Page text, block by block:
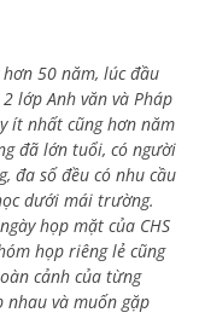
50 năm, lúc đầu
lớp Anh văn và Pháp
ít nhất cũng hơn năm
đã lớn tuổi, có người
đa số đều có nhu cầu
dưới mái trường.
họp mặt của CHS
họp riêng lẻ cũng
cảnh của từng
nhau và muốn gặp